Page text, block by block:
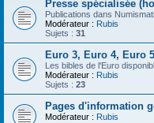
Presse spécialisée
Publications dans
Modérateur : Rubis
Sujets : 31
Euro 3, Euro 4, Euro 5
Les bibles de l'Euro
Modérateur : Rubis
Sujets : 23
Pages d'information
Modérateur : Rubis